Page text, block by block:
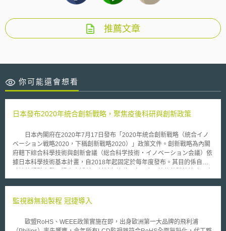
推薦文章
你可能還會想看
日本發布2020年統合創新戰略，聚焦疫後科研與創新政策
日本內閣府在2020年7月17日發布「2020年統合創新戰略（統合イノ
ベーション戦略2020，下稱創新戰略2020）」政策文件。創新戰略為內閣
府轄下綜合科學技術與創新會議（総合科学技術・イノベーション会議）依
據日本科學技術基本計畫，自2018年起固定於每年度發布。其目的係自全
年度創新戰略著眼於COVID-19疫情流行與世界各地大規模災害頻仍下，日
人文社會科學。 創新戰略2020指出，因COVID-19疫情影響，醫療體
交方式改變與實體研究室關閉等。與此同時，美中科技對抗、GAFA數位壟
斷爭議、極端氣候與天然災害等國內外情勢變遷快速。在此背景下，日本的
監視器無鉛製程 冠捷導入
歐盟RoHS、WEEE政策實施在即，出身歐洲第一大品牌的飛利浦